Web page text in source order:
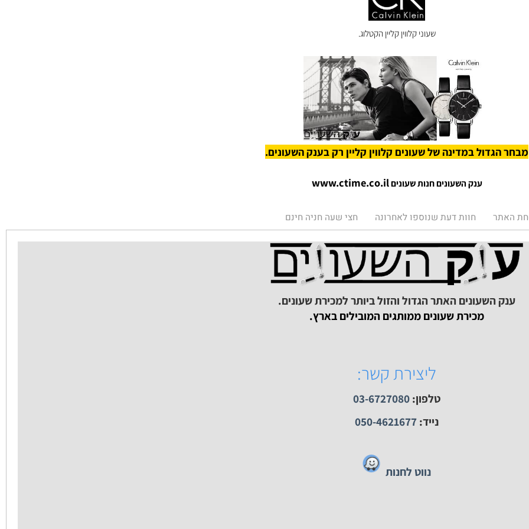
שעוני קלווין קליין הקטלוג.
הגדול במדינה של שעונים קלווין קליין רק בענק השעונים.
ענק השעונים חנות שעוניםwww.ctime.co.il
חוות דעת שנוספו לאחרונה חצי שעה חניה חינם
ענק השעונים האתר הגדול והזול ביותר למכירת שעונים.
מכירת שעונים ממותגים המובילים בארץ.
טלפון:03-6727080